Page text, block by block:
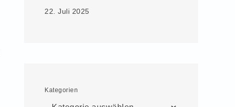
22. Juli 2025
Kategorien